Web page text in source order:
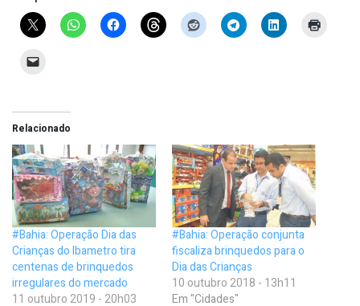
Relacionado
#Bahia: Operação Dia das
Crianças do Ibametro tira
centenas de brinquedos
irregulares do mercado
11 outubro 2019 - 20h03
#Bahia: Operação conjunta
fiscaliza brinquedos para o
Dia das Crianças
10 outubro 2018 - 13h11
Em "Cidades"